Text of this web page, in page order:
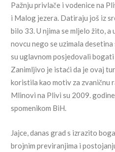
Pažnju privlače i vodenice na
i Malog jezera. Datiraju još iz
bilo 33. U njima se mljelo žito, a
novcu nego se uzimala
su uglavnom posjedovali
Zanimljivo je istaći da je ovaj
koristila kao motiv za zvaničnu
Mlinovi na Plivi su 2009.
spomenikom BiH.
Jajce, danas grad s izrazito
brojnim previranjima i